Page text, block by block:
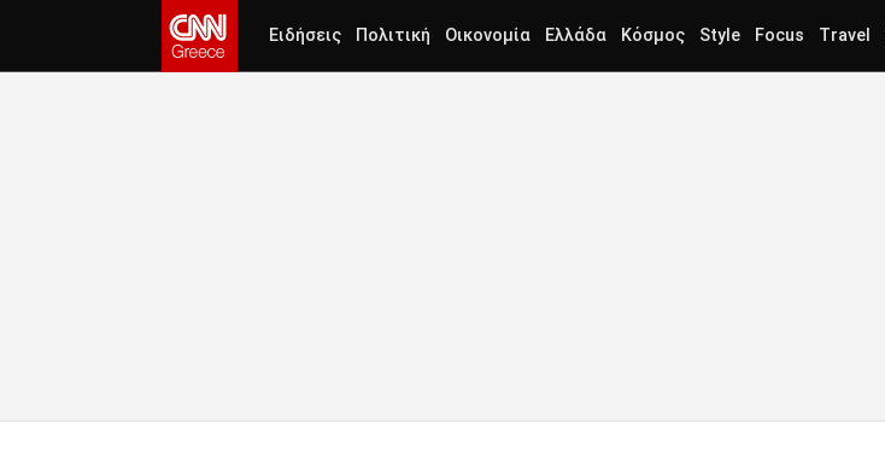
Ειδήσεις Πολιτική Οικονομία Ελλάδα Κόσμος Style Focus Travel